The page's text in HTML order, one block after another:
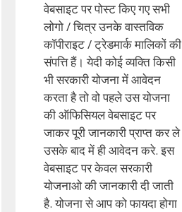
वेबसाइट पर पोस्ट किए गए सभी
लोगो / चित्र उनके वास्तविक
कॉपीराइट / ट्रेडमार्क मालिकों की
संपत्ति हैं। येदी कोई व्यक्ति किसी
भी सरकारी योजना में आवेदन
करता है तो वो पहले उस योजना
की ऑफिसियल वेबसाइट पर
जाकर पूरी जानकारी प्राप्त कर ले
उसके बाद में ही आवेदन करे. इस
वेबसाइट पर केवल सरकारी
योजनाओ की जानकारी दी जाती
है. योजना से आप को फायदा होगा